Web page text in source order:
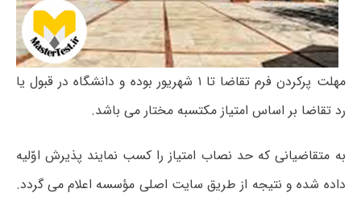
مهلت پرکردن فرم تقاضا تا ۱ شهریور بوده و دانشگاه در قبول یا
رد تقاضا بر اساس امتیاز مکتسبه مختار می باشد.
به متقاضیانی که حد نصاب امتیاز را کسب نمایند پذیرش اوّلیه
داده شده و نتیجه از طریق سایت اصلی مؤسسه اعلام می گردد.